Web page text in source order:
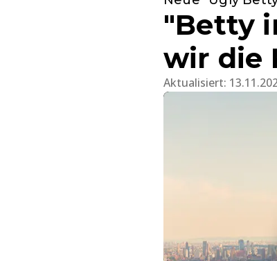
"Betty
wir die
Aktualisiert: